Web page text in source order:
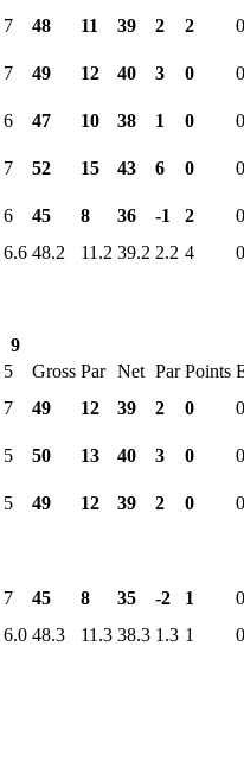
7 48 11 39 2 2
0
7 49 12 40 3 0
0
6 47 10 38 1 0
0
7 52 15 43 6 0
0
6 45 8 36 -1 2
0
6.6 48.2 11.2 39.2 2.2 4
0
9
5 Gross Par Net Par Points
7 49 12 39 2 0
0
5 50 13 40 3 0
0
5 49 12 39 2 0
0
7 45 8 35 -2 1
0
6.0 48.3 11.3 38.3 1.3 1 0